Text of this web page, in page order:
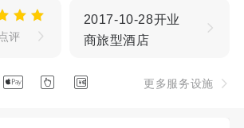
评
2017-10-28开业
商旅型酒店
   更多服务设施